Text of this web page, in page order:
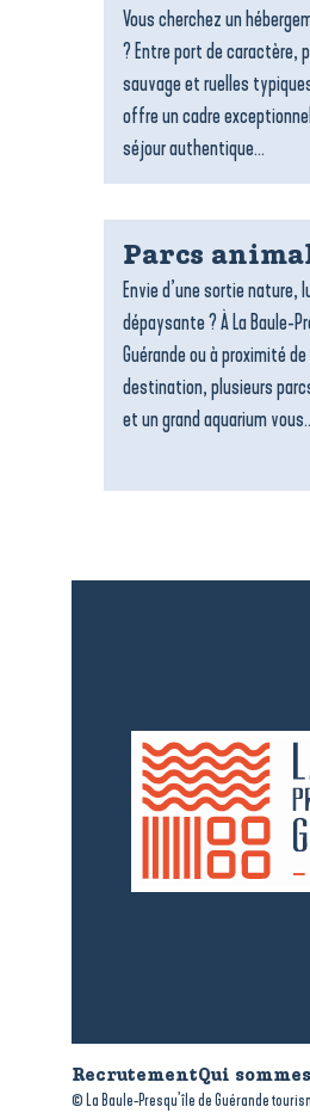
Vous cherchez un
? Entre port de caractère,
sauvage et ruelles
offre un cadre
séjour authentique...
Parcs
Envie d’une sortie nature,
dépaysante ? À La Baule-
Guérande ou à proximité
destination, plusieurs
et un grand aquarium
RecrutementQui
© La Baule-Presqu’île de Guérande